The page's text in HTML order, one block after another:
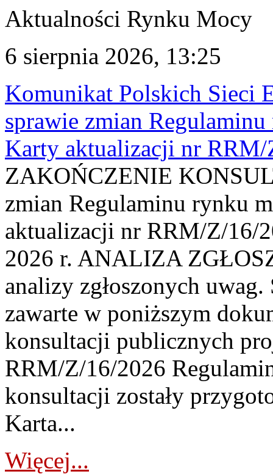
Aktualności Rynku Mocy
6 sierpnia 2026, 13:25
Komunikat Polskich Sieci
sprawie zmian
Karty aktualizacji nr
ZAKOŃCZENIE
zmian Regulaminu rynku
aktualizacji nr RRM/Z/16/
2026 r. ANALIZA
analizy zgłoszonych
zawarte w poniższym
konsultacji publicznych
RRM/Z/16/2026
konsultacji zostały
Karta...
Więcej...